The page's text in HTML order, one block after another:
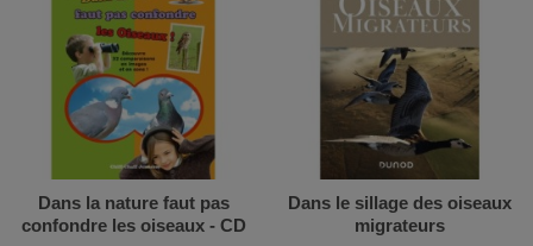
Dans la nature faut pas
confondre les oiseaux - CD
Dans le sillage des oiseaux
migrateurs